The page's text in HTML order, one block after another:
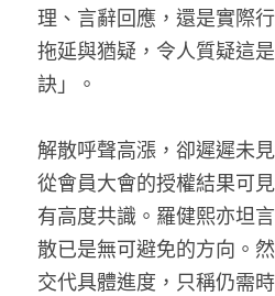
馮煒光專欄
大衛sir專欄
曾子晴 - 晴深直說
龔靜儀大律師專欄
關於我們
理、言辭回應，還是實際
拖延與猶疑，令人質疑這
訣」。
解散呼聲高漲，卻遲遲未
從會員大會的授權結果可
有高度共識。羅健熙亦坦
散已是無可避免的方向。
交代具體進度，只稱仍需